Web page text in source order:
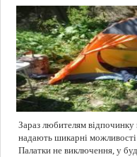
Зараз любителям
надають шикарні
Палатки не виключення, у